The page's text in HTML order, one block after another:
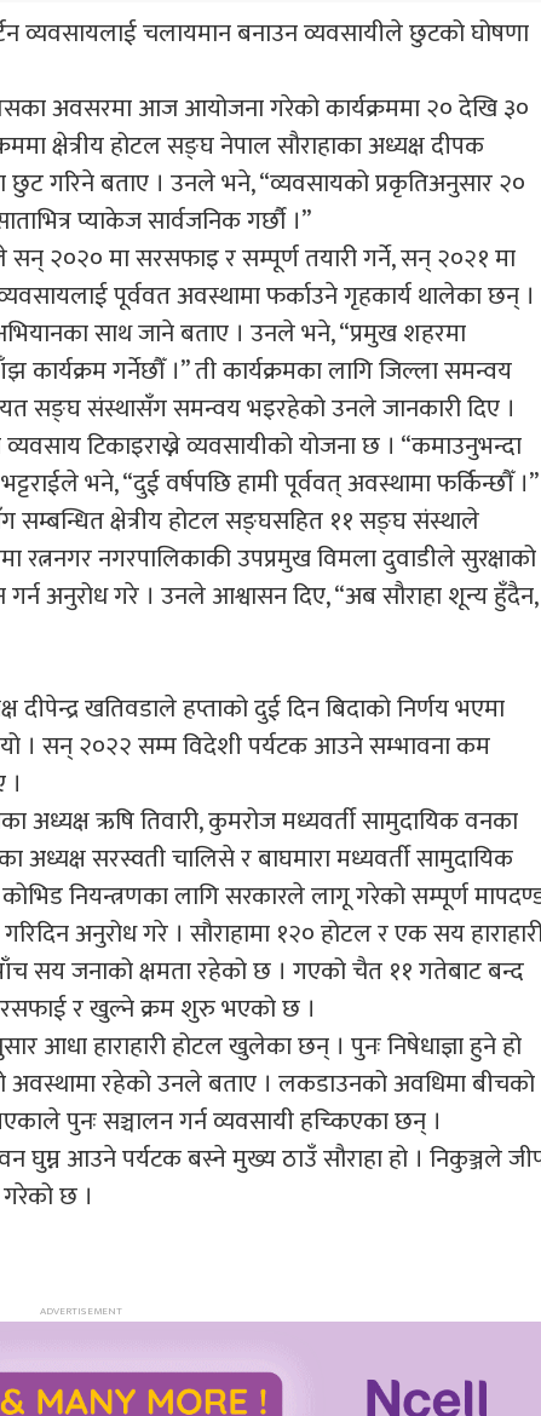
व्यवसायलाई चलायमान बनाउन व्यवसायीले छुटको घोषणा
अवसरमा आज आयोजना गरेको कार्यक्रममा २० देखि ३०
क्षेत्रीय होटल सङ्घ नेपाल सौराहाका अध्यक्ष दीपक
छुट गरिने बताए । उनले भने, “व्यवसायको प्रकृतिअनुसार २०
प्याकेज सार्वजनिक गर्छौ ।”
२०२० मा सरसफाइ र सम्पूर्ण तयारी गर्ने, सन् २०२१ मा
पूर्ववत अवस्थामा फर्काउने गृहकार्य थालेका छन् ।
साथ जाने बताए । उनले भने, “प्रमुख शहरमा
कार्यक्रम गर्नेछौँ ।” ती कार्यक्रमका लागि जिल्ला समन्वय
सङ्घ संस्थासँग समन्वय भइरहेको उनले जानकारी दिए ।
टिकाइराख्ने व्यवसायीको योजना छ । “कमाउनुभन्दा
भने, “दुई वर्षपछि हामी पूर्ववत् अवस्थामा फर्किन्छौँ ।”
सम्बन्धित क्षेत्रीय होटल सङ्घसहित ११ सङ्घ संस्थाले
रत्ननगर नगरपालिकाकी उपप्रमुख विमला दुवाडीले सुरक्षाको
अनुरोध गरे । उनले आश्वासन दिए, “अब सौराहा शून्य हुँदैन,
दीपेन्द्र खतिवडाले हप्ताको दुई दिन बिदाको निर्णय भएमा
। सन् २०२२ सम्म विदेशी पर्यटक आउने सम्भावना कम
अध्यक्ष ऋषि तिवारी, कुमरोज मध्यवर्ती सामुदायिक वनका
अध्यक्ष सरस्वती चालिसे र बाघमारा मध्यवर्ती सामुदायिक
नियन्त्रणका लागि सरकारले लागू गरेको सम्पूर्ण
अनुरोध गरे । सौराहामा १२० होटल र एक सय
सय जनाको क्षमता रहेको छ । गएको चैत ११ गतेबाट बन्द
र खुल्ने क्रम शुरु भएको छ ।
आधा हाराहारी होटल खुलेका छन् । पुनः निषेधाज्ञा हुने हो
अवस्थामा रहेको उनले बताए । लकडाउनको अवधिमा बीचको
पुनः सञ्चालन गर्न व्यवसायी हच्किएका छन् ।
वन घुम्न आउने पर्यटक बस्ने मुख्य ठाउँ सौराहा हो । निकुञ्जले
छ ।